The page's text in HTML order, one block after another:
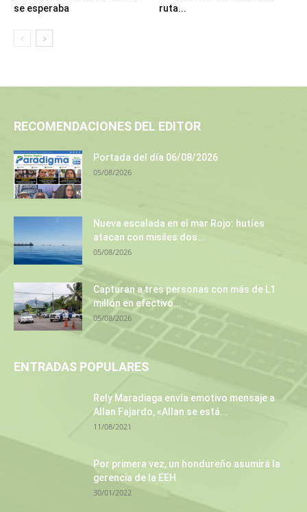
se esperaba
ruta...
RECOMENDACIONES DEL EDITOR
Portada del día 06/08/2026
05/08/2026
Nueva escalada en el mar Rojo: hutíes
atacan con misiles dos...
05/08/2026
Capturan a tres personas con más de L1
millón en efectivo...
05/08/2026
ENTRADAS POPULARES
Rely Maradiaga envía emotivo mensaje a
Allan Fajardo, «Allan se está...
11/08/2021
Por primera vez, un hondureño asumirá la
gerencia de la EEH
30/01/2022